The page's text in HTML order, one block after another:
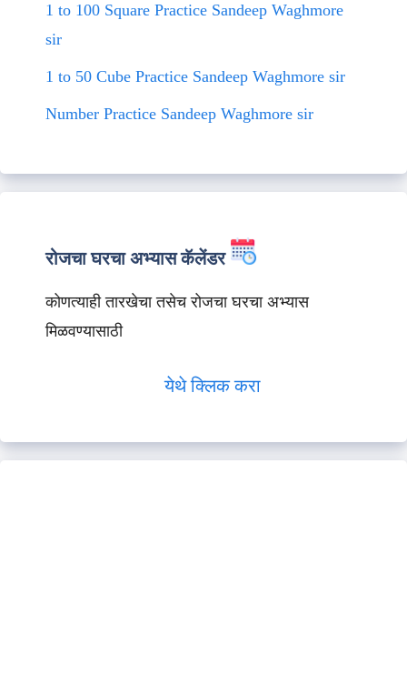
1 to 100 Square Practice Sandeep Waghmore
sir
1 to 50 Cube Practice Sandeep Waghmore sir
Number Practice Sandeep Waghmore sir
रोजचा घरचा अभ्यास कॅलेंडर
कोणत्याही तारखेचा तसेच रोजचा घरचा अभ्यास
मिळवण्यासाठी
येथे क्लिक करा